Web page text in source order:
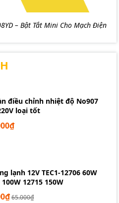
– Bật Tắt Mini Cho Mạch Điện
điều chỉnh nhiệt độ No907
loại tốt
lạnh 12V TEC1-12706 60W
100W 12715 150W
65.000₫